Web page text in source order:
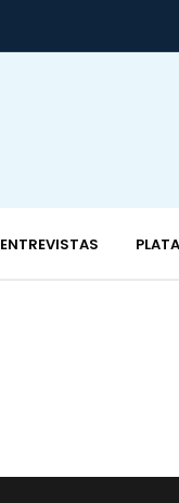
ENTREVISTAS